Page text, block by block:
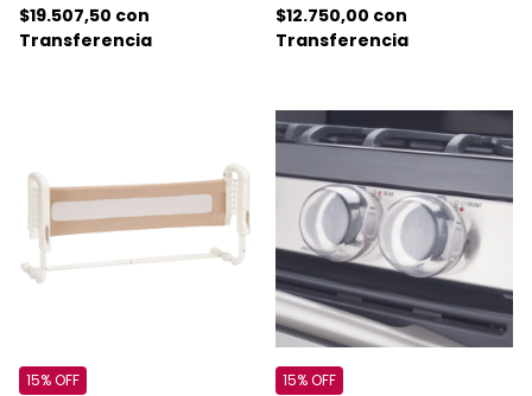
$19.507,50 con
Transferencia
$12.750,00 con
Transferencia
15% OFF 15% OFF